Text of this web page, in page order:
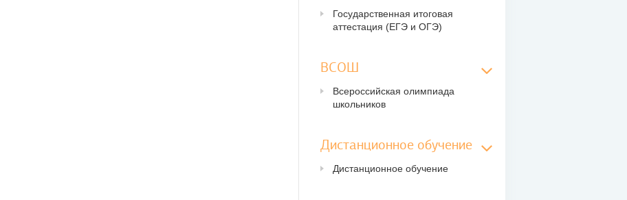
Государственная итоговая
аттестация (ЕГЭ и ОГЭ)
ВСОШ
Всероссийская олимпиада
школьников
Дистанционное обучение
Дистанционное обучение